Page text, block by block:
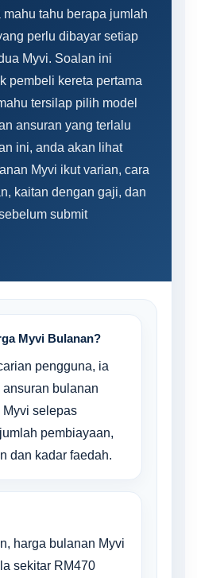
tahu berapa jumlah
perlu dibayar setiap
Myvi. Soalan ini
pembeli kereta pertama
tersilap pilih model
ansuran yang terlalu
ini, anda akan lihat
Myvi ikut varian, cara
kaitan dengan gaji, dan
submit
Myvi Bulanan?
pengguna, ia
bulanan
Myvi selepas
pembiayaan,
dan kadar faedah.
harga bulanan Myvi
sekitar RM470